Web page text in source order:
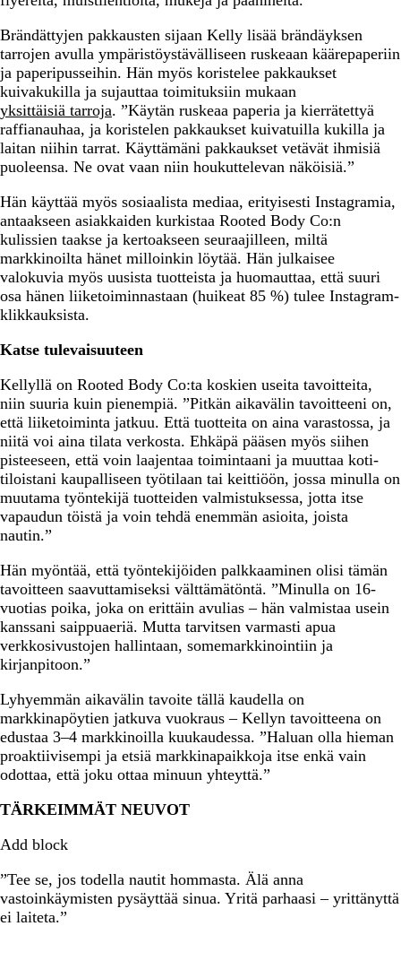
Brändättyjen pakkausten sijaan Kelly lisää brändäyksen
tarrojen avulla ympäristöystävälliseen ruskeaan käärepaperiin
ja paperipusseihin. Hän myös koristelee pakkaukset
kuivakukilla ja sujauttaa toimituksiin mukaan
yksittäisiä tarroja. ”Käytän ruskeaa paperia ja kierrätettyä
raffianauhaa, ja koristelen pakkaukset kuivatuilla kukilla ja
laitan niihin tarrat. Käyttämäni pakkaukset vetävät ihmisiä
puoleensa. Ne ovat vaan niin houkuttelevan näköisiä.”
Hän käyttää myös sosiaalista mediaa, erityisesti Instagramia,
antaakseen asiakkaiden kurkistaa Rooted Body Co:n
kulissien taakse ja kertoakseen seuraajilleen, miltä
markkinoilta hänet milloinkin löytää. Hän julkaisee
valokuvia myös uusista tuotteista ja huomauttaa, että suuri
osa hänen liiketoiminnastaan (huikeat 85 %) tulee Instagram-
klikkauksista.
Katse tulevaisuuteen
Kellyllä on Rooted Body Co:ta koskien useita tavoitteita,
niin suuria kuin pienempiä. ”Pitkän aikavälin tavoitteeni on,
että liiketoiminta jatkuu. Että tuotteita on aina varastossa, ja
niitä voi aina tilata verkosta. Ehkäpä pääsen myös siihen
pisteeseen, että voin laajentaa toimintaani ja muuttaa koti-
tiloistani kaupalliseen työtilaan tai keittiöön, jossa minulla on
muutama työntekijä tuotteiden valmistuksessa, jotta itse
vapaudun töistä ja voin tehdä enemmän asioita, joista
nautin.”
Hän myöntää, että työntekijöiden palkkaaminen olisi tämän
tavoitteen saavuttamiseksi välttämätöntä. ”Minulla on 16-
vuotias poika, joka on erittäin avulias – hän valmistaa usein
kanssani saippuaeriä. Mutta tarvitsen varmasti apua
verkkosivustojen hallintaan, somemarkkinointiin ja
kirjanpitoon.”
Lyhyemmän aikavälin tavoite tällä kaudella on
markkinapöytien jatkuva vuokraus – Kellyn tavoitteena on
edustaa 3–4 markkinoilla kuukaudessa. ”Haluan olla hieman
proaktiivisempi ja etsiä markkinapaikkoja itse enkä vain
odottaa, että joku ottaa minuun yhteyttä.”
TÄRKEIMMÄT NEUVOT
Add block
”Tee se, jos todella nautit hommasta. Älä anna
vastoinkäymisten pysäyttää sinua. Yritä parhaasi – yrittänyttä
ei laiteta.”